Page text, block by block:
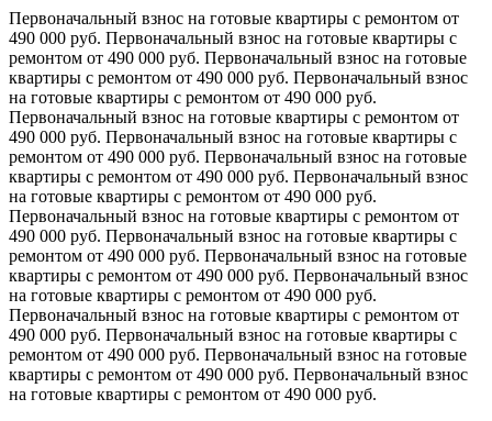
Первоначальный взнос на готовые квартиры с ремонтом от
490 000 руб. Первоначальный взнос на готовые квартиры с
ремонтом от 490 000 руб. Первоначальный взнос на готовые
квартиры с ремонтом от 490 000 руб. Первоначальный взнос
на готовые квартиры с ремонтом от 490 000 руб.
Первоначальный взнос на готовые квартиры с ремонтом от
490 000 руб. Первоначальный взнос на готовые квартиры с
ремонтом от 490 000 руб. Первоначальный взнос на готовые
квартиры с ремонтом от 490 000 руб. Первоначальный взнос
на готовые квартиры с ремонтом от 490 000 руб.
Первоначальный взнос на готовые квартиры с ремонтом от
490 000 руб. Первоначальный взнос на готовые квартиры с
ремонтом от 490 000 руб. Первоначальный взнос на готовые
квартиры с ремонтом от 490 000 руб. Первоначальный взнос
на готовые квартиры с ремонтом от 490 000 руб.
Первоначальный взнос на готовые квартиры с ремонтом от
490 000 руб. Первоначальный взнос на готовые квартиры с
ремонтом от 490 000 руб. Первоначальный взнос на готовые
квартиры с ремонтом от 490 000 руб. Первоначальный взнос
на готовые квартиры с ремонтом от 490 000 руб.